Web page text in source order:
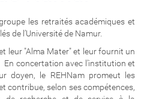
les retraités académiques et
de l’Université de Namur.
leur "Alma Mater" et leur fournit un
En concertation avec l’institution et
doyen, le REHNam promeut les
contribue, selon ses compétences,